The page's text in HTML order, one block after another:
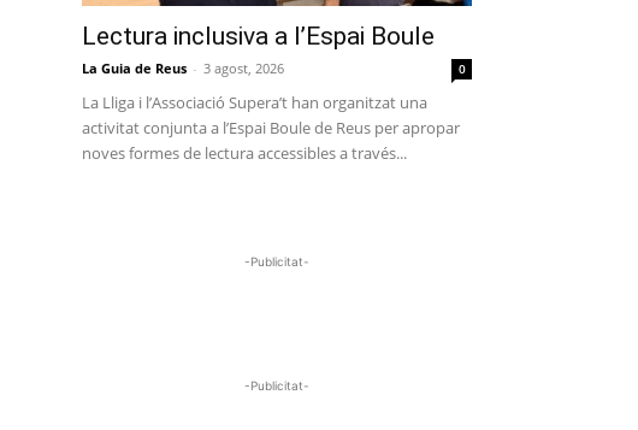
Lectura inclusiva a l’Espai Boule
La Guia de Reus - 3 agost, 2026 0
La Lliga i l’Associació Supera’t han organitzat una
activitat conjunta a l’Espai Boule de Reus per apropar
noves formes de lectura accessibles a través...
-Publicitat-
-Publicitat-